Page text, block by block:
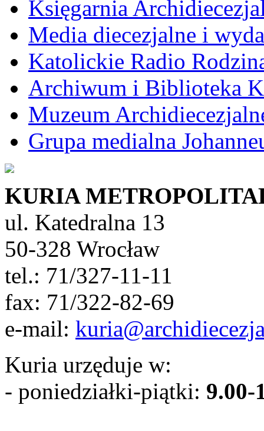
Księgarnia
Media diecezjalne i
Katolickie Radio
Archiwum i Biblioteka
Muzeum
Grupa medialna
KURIA
ul. Katedralna 13
50-328 Wrocław
tel.: 71/327-11-11
fax: 71/322-82-69
e-mail:
Kuria urzęduje w:
- poniedziałki-piątki: 9.00-